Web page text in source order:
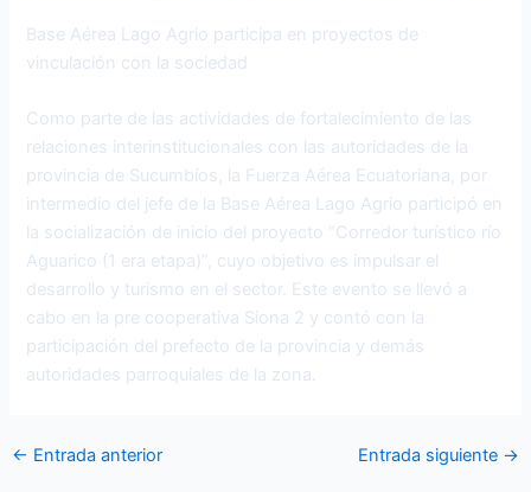
Base Aérea Lago Agrio participa en proyectos de
vinculación con la sociedad
Como parte de las actividades de fortalecimiento de las
relaciones interinstitucionales con las autoridades de la
provincia de Sucumbíos, la Fuerza Aérea Ecuatoriana, por
intermedio del jefe de la Base Aérea Lago Agrio participó en
la socialización de inicio del proyecto “Corredor turístico río
Aguarico (1 era etapa)”, cuyo objetivo es impulsar el
desarrollo y turismo en el sector. Este evento se llevó a
cabo en la pre cooperativa Siona 2 y contó con la
participación del prefecto de la provincia y demás
autoridades parroquiales de la zona.
← Entrada anterior Entrada siguiente →